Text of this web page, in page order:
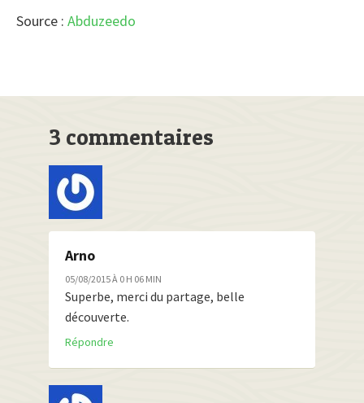
Source : Abduzeedo
3 commentaires
Arno
05/08/2015 À 0 H 06 MIN
Superbe, merci du partage, belle
découverte.
Répondre